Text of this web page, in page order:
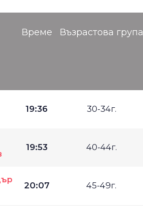
Време Възрастова група
19:36 30-34г.
19:53 40-44г.
20:07 45-49г.